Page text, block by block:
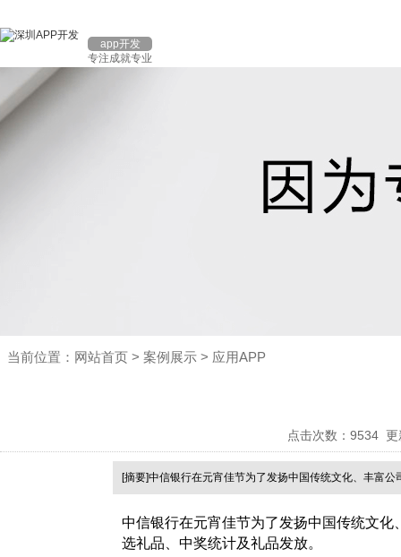
app开发
专注成就专业
当前位置： 网站首页 > 案例展示 > 应用APP
点击次数： 9534更
[摘要]中信银行在元宵佳节为了发扬中国传统文化、丰富公
中信银行在元宵佳节为了发扬中国传统文
选礼品、中奖统计及礼品发放。